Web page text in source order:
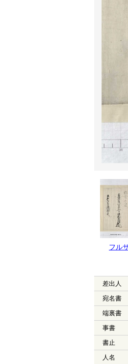
フル
差出人
宛名書
端裏書
事書
書止
人名